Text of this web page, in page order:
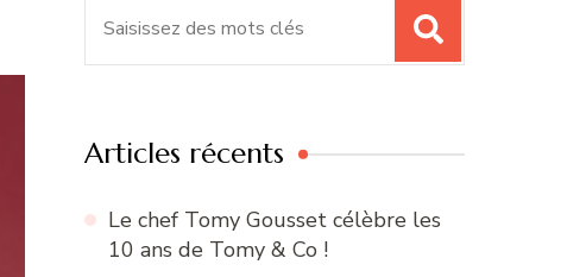
Articles récents
Le chef Tomy Gousset célèbre les
10 ans de Tomy & Co !